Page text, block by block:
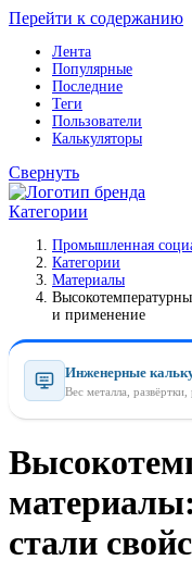
Перейти к содержанию
Лента
Популярные
Последние
Теги
Пользователи
Калькуляторы
Свернуть
Категории
Промышленная
Категории
Материалы
и применение
Инженерные
Вес металла,
стали